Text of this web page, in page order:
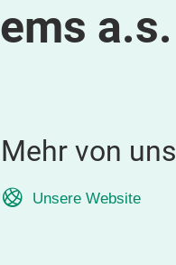
a.s.
Mehr von uns
Unsere Website